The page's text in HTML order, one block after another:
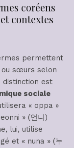
coréens
contextes
permettent
sœurs selon
distinction est
sociale
« oppa »
» (언니)
lui, utilise
et « nuna » (누